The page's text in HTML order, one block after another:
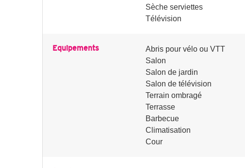
Sèche serviettes
Télévision
Equipements
Abris pour vélo ou VTT
Salon
Salon de jardin
Salon de télévision
Terrain ombragé
Terrasse
Barbecue
Climatisation
Cour